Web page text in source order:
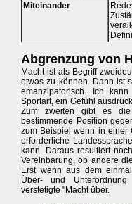
Miteinander
Abgrenzung von
Macht ist als Begriff
etwas zu können. Dann ist
emanzipatorisch. Ich
Sportart, ein Gefühl
Zum zweiten gibt es
bestimmende Position
zum Beispiel wenn in einer
erforderliche
kann. Daraus resultiert
Vereinbarung, ob andere
Erst wenn aus dem
Über- und
verstetigte "Macht über.